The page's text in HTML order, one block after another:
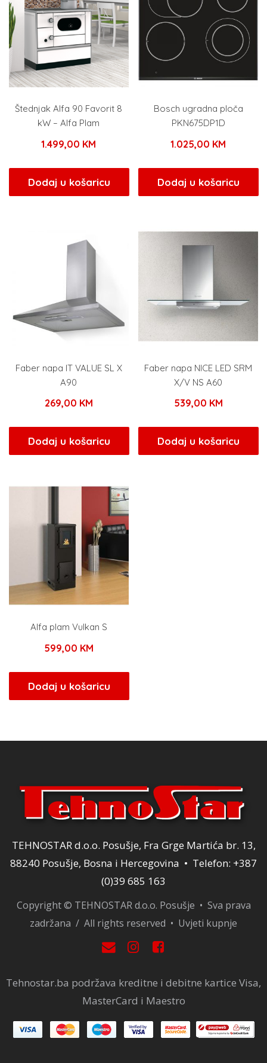
Štednjak Alfa 90 Favorit 8
kW – Alfa Plam
1.499,00 KM
Dodaj u košaricu
Bosch ugradna ploča
PKN675DP1D
1.025,00 KM
Dodaj u košaricu
Faber napa IT VALUE SL X
A90
269,00 KM
Dodaj u košaricu
Faber napa NICE LED SRM
X/V NS A60
539,00 KM
Dodaj u košaricu
Alfa plam Vulkan S
599,00 KM
Dodaj u košaricu
TEHNOSTAR d.o.o. Posušje, Fra Grge Martića br. 13,
88240 Posušje, Bosna i Hercegovina • Telefon: +387
(0)39 685 163
Copyright © TEHNOSTAR d.o.o. Posušje • Sva prava
zadržana / All rights reserved • Uvjeti kupnje
Tehnostar.ba podržava kreditne i debitne kartice Visa,
MasterCard i Maestro